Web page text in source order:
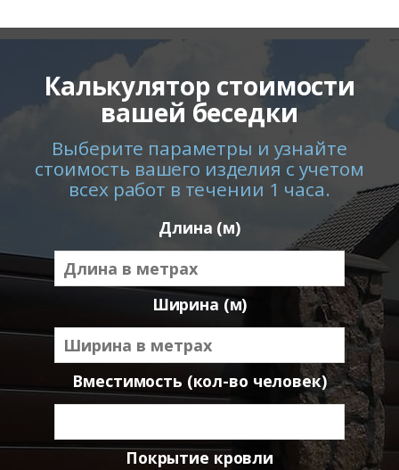
Калькулятор стоимости
вашей беседки
Выберите параметры и узнайте
стоимость вашего изделия с учетом
всех работ в течении 1 часа.
Длина (м)
Ширина (м)
Вместимость (кол-во человек)
Покрытие кровли